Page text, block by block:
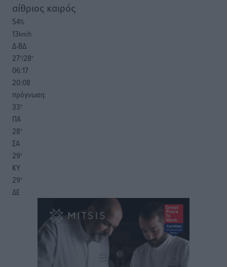
αίθριος καιρός
54%
13km/h
Δ-ΒΔ
27°/28°
06:17
20:08
πρόγνωση:
33°
ΠΑ
28°
ΣΑ
29°
ΚΥ
29°
ΔΕ